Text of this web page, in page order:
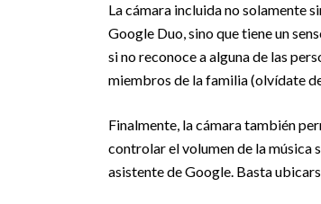
La cámara incluida no solamente
Google Duo, sino que tiene un
si no reconoce a alguna de las
miembros de la familia (olvídate
Finalmente, la cámara también
controlar el volumen de la música
asistente de Google. Basta